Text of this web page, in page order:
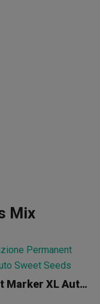
Mix
Permanent Marker XL Auto Sweet Seeds